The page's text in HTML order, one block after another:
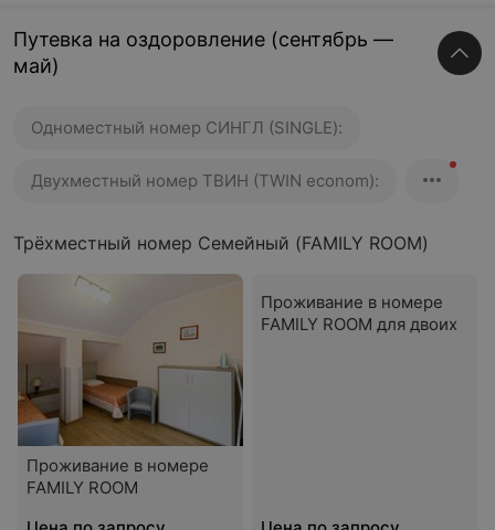
Путевка на оздоровление (сентябрь —
май)
Одноместный номер СИНГЛ (SINGLE):
Двухместный номер ТВИН (TWIN econom):
Трёхместный номер Семейный (FAMILY ROOM)
Проживание в номере
FAMILY ROOM
Проживание в номере
FAMILY ROOM для двоих